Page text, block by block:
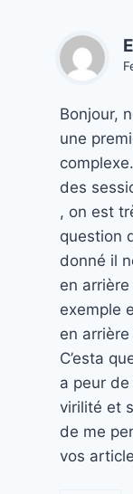
Bonjour,
une
des
, on est
question
donné il
en
exemple
en
C’esta
a peur
virilité et
de me
vos